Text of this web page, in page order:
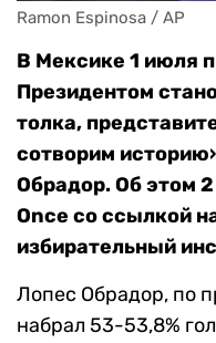
Ramon Espinosa / AP
В Мексике 1 июля
Президентом
толка,
сотворим
Обрадор. Об этом
Onсe со ссылкой
избирательный
Лопес Обрадор, по
набрал 53-53,8%